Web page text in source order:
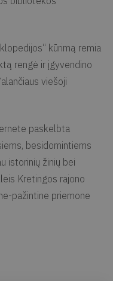
kūrimą remia
rengė ir įgyvendino
viešoji
paskelbta
besidomintiems
istorinių žinių bei
Kretingos rajono
pažintine priemone